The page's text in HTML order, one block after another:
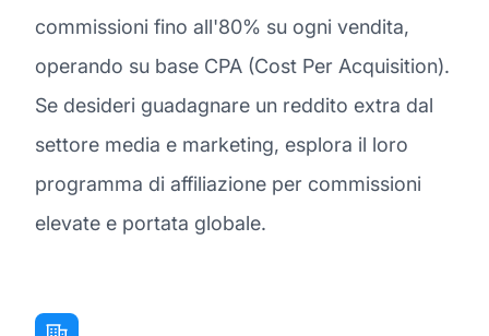
commissioni fino all'80% su ogni vendita,
operando su base CPA (Cost Per Acquisition).
Se desideri guadagnare un reddito extra dal
settore media e marketing, esplora il loro
programma di affiliazione per commissioni
elevate e portata globale.